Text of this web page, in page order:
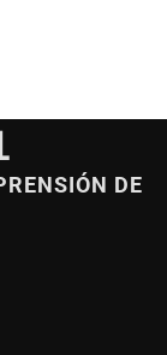
DE